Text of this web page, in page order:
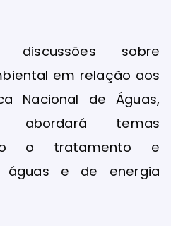
sobre
em relação aos
Nacional de Águas,
abordará temas
o tratamento e
águas e de energia